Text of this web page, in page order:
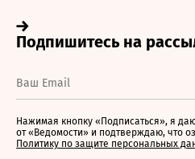
Нажимая кнопку «Подписаться», я
от «Ведомости» и подтверждаю, что
Политику по защите персональных